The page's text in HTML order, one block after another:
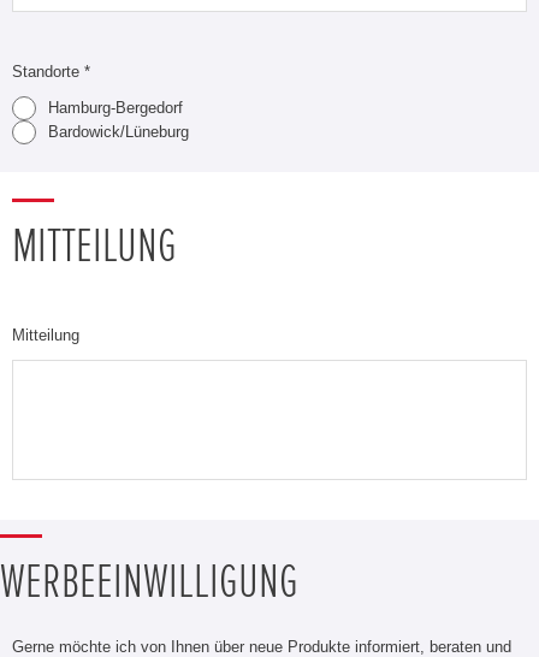
Standorte *
Hamburg-Bergedorf
Bardowick/Lüneburg
MITTEILUNG
Mitteilung
WERBEEINWILLIGUNG
Gerne möchte ich von Ihnen über neue Produkte informiert, beraten und